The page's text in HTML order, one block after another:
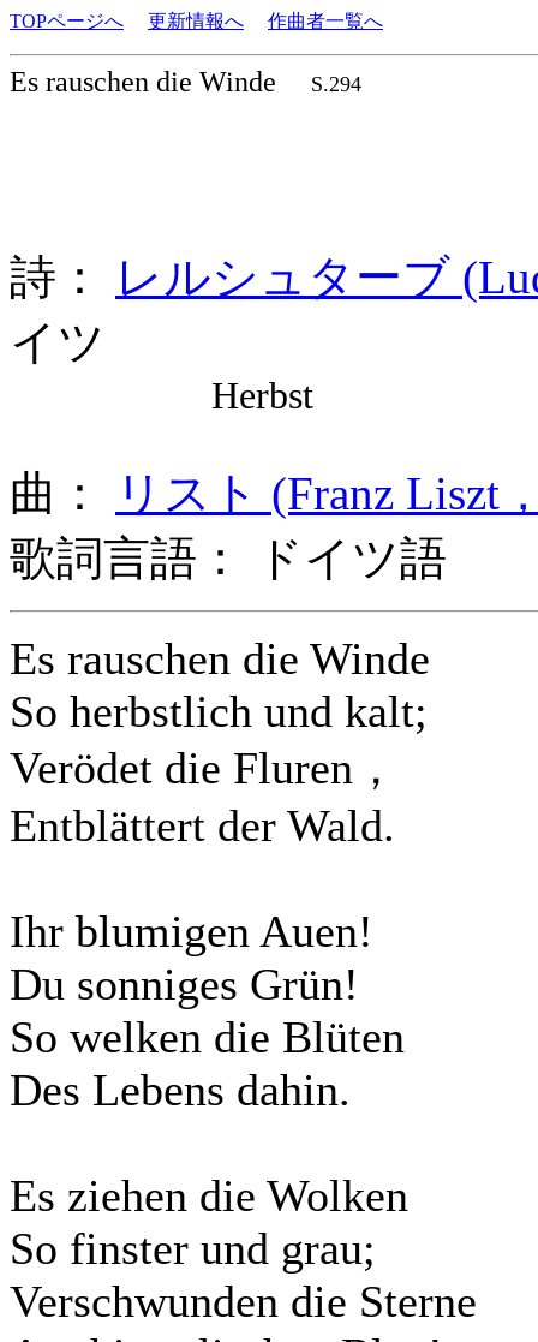
TOPページへ 更新情報へ 作曲者一覧へ
Es rauschen die Winde S.294
詩：
レルシュターブ
イツ
Herbst
曲：
リスト (Franz Liszt
歌詞言語： ドイツ語
Es rauschen die Winde
So herbstlich und kalt;
Verödet die Fluren，
Entblättert der Wald.
Ihr blumigen Auen!
Du sonniges Grün!
So welken die Blüten
Des Lebens dahin.
Es ziehen die Wolken
So finster und grau;
Verschwunden die Sterne